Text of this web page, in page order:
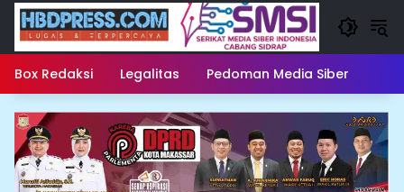
Langsung
konten
Box Redaksi Legalitas Pedoman Media Siber